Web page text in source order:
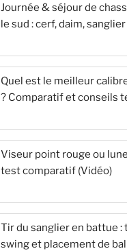
Journée & séjour de
le sud : cerf, daim,
Quel est le meilleur
? Comparatif et conseils
Viseur point rouge ou
test comparatif (Vidéo)
Tir du sanglier en battue :
swing et placement de